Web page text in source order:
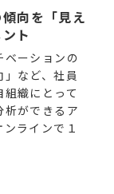
向を「見え
ト
ベーションの
など、社員
織にとって
ができるア
ラインで１